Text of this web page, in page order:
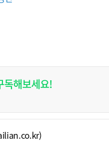
독해보세요!